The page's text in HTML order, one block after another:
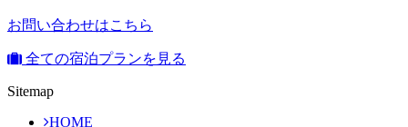
お問い合わせはこちら
全ての宿泊プランを見る
Sitemap
HOME